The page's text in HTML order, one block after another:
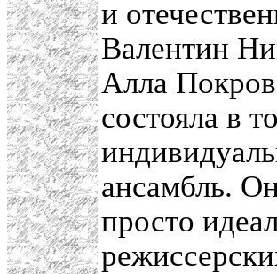
и
Валентин
Алла
состояла в
ансамбль.
просто